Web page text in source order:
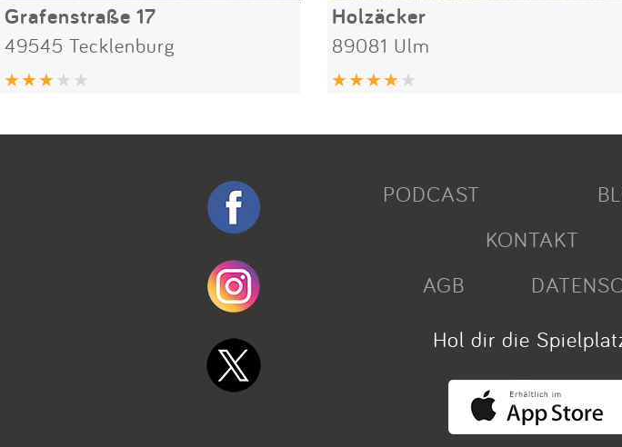
Grafenstraße 17
49545 Tecklenburg
Holzäcker
89081 Ulm
PODCAST
KONTAKT
AGB
Hol dir die